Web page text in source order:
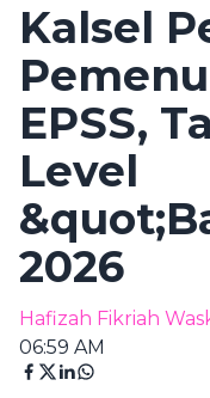
Kalsel
EPSS,
Level
2026
Hafizah Fikriah
06:59 AM